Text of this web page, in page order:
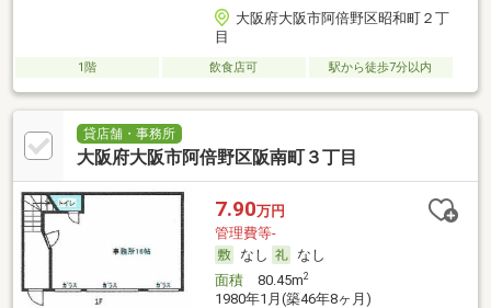
大阪府大阪市阿倍野区昭和町２丁
目
1階 飲食店可 駅から徒歩7分以内
貸店舗・事務所
大阪府大阪市阿倍野区阪南町３丁目
7.90万円
管理費等-
なし
なし
面積80.45m2
1980年1月(築46年8ヶ月)